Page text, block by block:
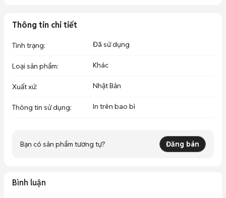
Thông tin chi tiết
Tình trạng: Đã sử dụng
Loại sản phẩm: Khác
Xuất xứ: Nhật Bản
Thông tin sử dụng: In trên bao bì
Bạn có sản phẩm tương tự? Đăng bán
Bình luận